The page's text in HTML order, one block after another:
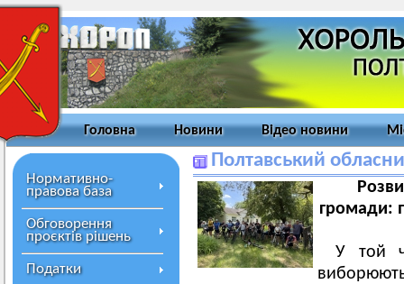
Головна Новини Відео новини
Нормативно-
правова база
Обговорення
проєктів рішень
Податки
Полтавський
громади:
У той